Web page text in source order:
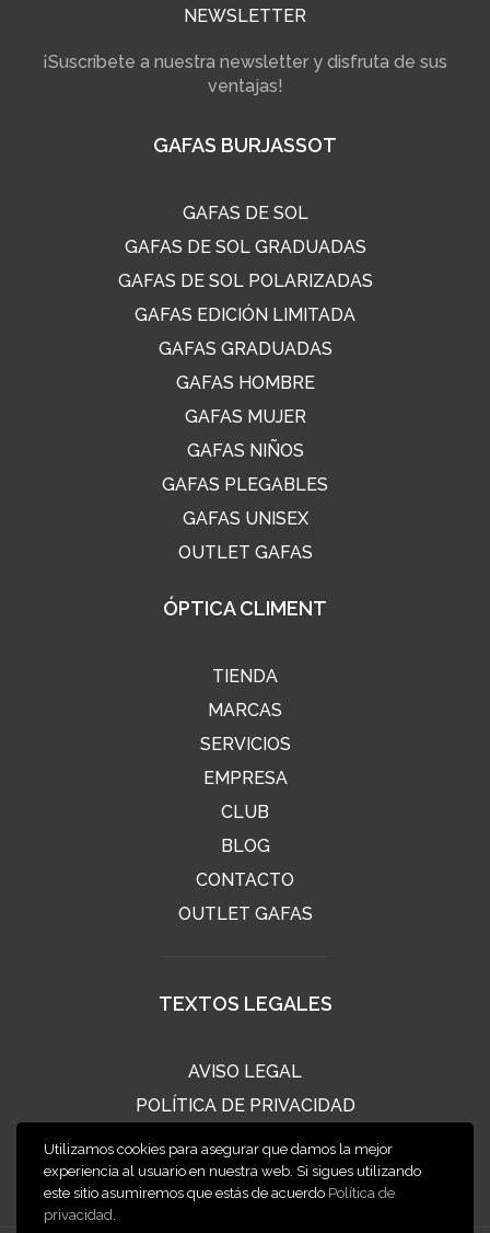
NEWSLETTER
¡Suscríbete a nuestra newsletter y disfruta de sus
ventajas!
GAFAS BURJASSOT
GAFAS DE SOL
GAFAS DE SOL GRADUADAS
GAFAS DE SOL POLARIZADAS
GAFAS EDICIÓN LIMITADA
GAFAS GRADUADAS
GAFAS HOMBRE
GAFAS MUJER
GAFAS NIÑOS
GAFAS PLEGABLES
GAFAS UNISEX
OUTLET GAFAS
ÓPTICA CLIMENT
TIENDA
MARCAS
SERVICIOS
EMPRESA
CLUB
BLOG
CONTACTO
OUTLET GAFAS
TEXTOS LEGALES
AVISO LEGAL
POLÍTICA DE PRIVACIDAD
POLÍTICA DE COOKIES
CONDICIONES DE VENTA
Utilizamos cookies para asegurar que damos la mejor
experiencia al usuario en nuestra web. Si sigues utilizando
este sitio asumiremos que estás de acuerdo Política de
privacidad.